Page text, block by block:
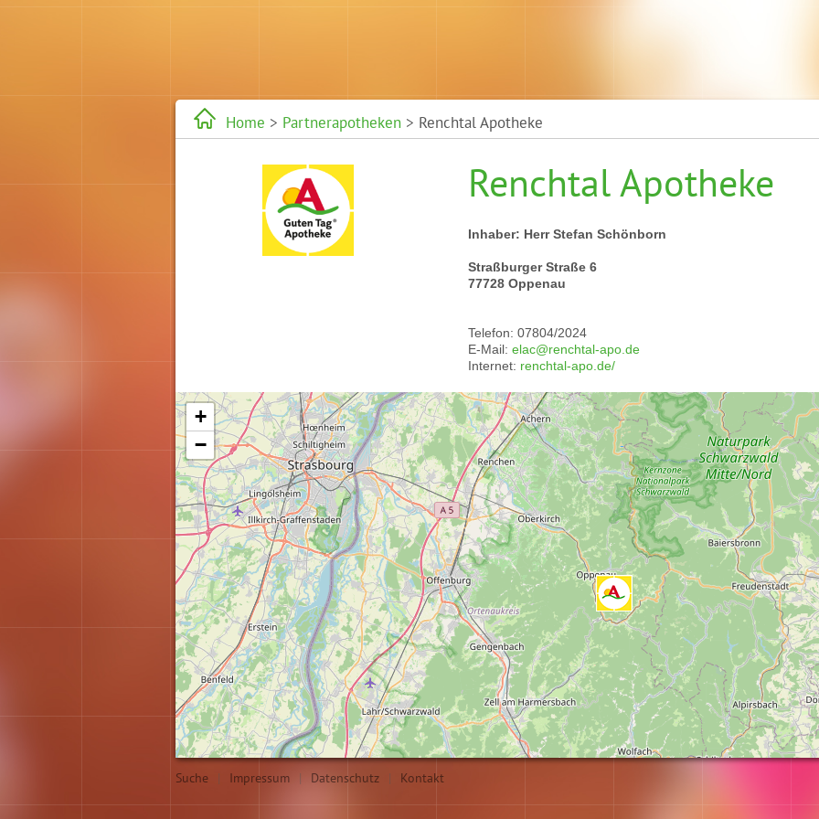
Home > Partnerapotheken > Renchtal Apotheke
Renchtal Apotheke
Inhaber: Herr Stefan Schönborn
Straßburger Straße 6
77728 Oppenau
Telefon: 07804/2024
E-Mail: elac@renchtal-apo.de
Internet: renchtal-apo.de/
Karte wird geladen...
+
−
Suche | Impressum | Datenschutz | Kontakt